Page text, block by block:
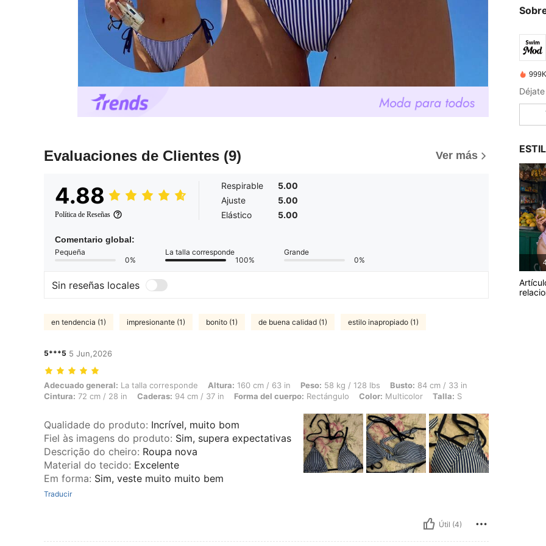
Evaluaciones de Clientes (9) Ver más
4.88
Política de Reseñas
Respirable
5.00
Ajuste
5.00
Elástico
5.00
Comentario global:
Pequeña
0%
La talla corresponde
100%
Grande
0%
Sin reseñas locales
en tendencia (1) impresionante (1) bonito (1) de buena calidad (1) estilo inapropiado (1)
5***5 5 Jun,2026
Adecuado general: La talla corresponde, Altura: 160 cm / 63 in, Peso: 58 kg / 128 lbs, Busto: 84 cm / 33 in, Cintura: 72 cm / 28 in, Caderas: 94 cm /
Adecuado general: La talla corresponde Altura: 160 cm / 63 in Peso: 58 kg / 128 lbs Busto: 84 cm / 33 in
Cintura: 72 cm / 28 in Caderas: 94 cm / 37 in Forma del cuerpo: Rectángulo Color: Multicolor Talla: S
Qualidade do produto: Incrível, muito bom
Fiel às imagens do produto: Sim, supera expectativas
Descrição do cheiro: Roupa nova
Material do tecido: Excelente
Em forma: Sim, veste muito muito bem
Traducir
Útil (4)